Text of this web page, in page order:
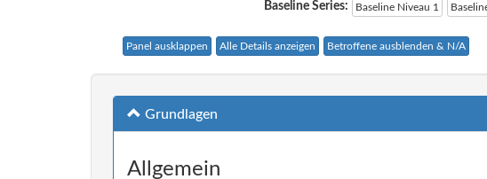
Baseline Series: Baseline Niveau 1
Panel ausklappen Alle Details anzeigen Betroffene ausblenden & N/A
Grundlagen
Allgemein